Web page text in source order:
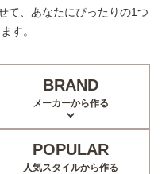
て、あなたにぴったりの1つ
す。
BRAND
メーカーから作る
POPULAR
人気スタイルから作る